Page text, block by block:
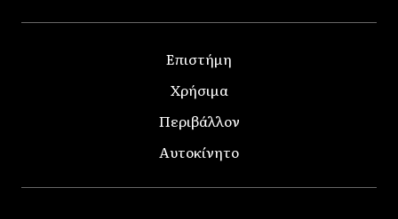
Επιστήμη
Χρήσιμα
Περιβάλλον
Αυτοκίνητο